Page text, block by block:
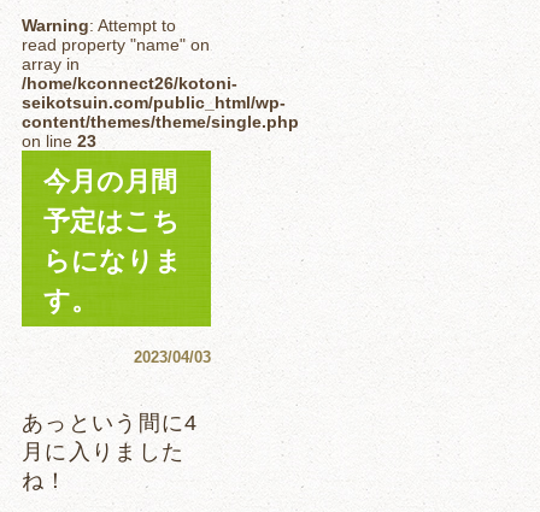
Warning: Attempt to
read property "name" on
array in
/home/kconnect26/kotoni-
seikotsuin.com/public_html/wp-
content/themes/theme/single.php
on line 23
今月の月間
予定はこち
らになりま
す。
2023/04/03
あっという間に4
月に入りました
ね！